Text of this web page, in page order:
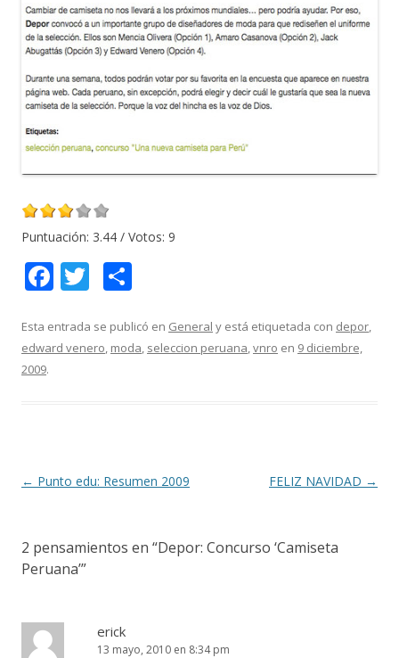
Puntuación: 3.44 / Votos: 9
F
e
b
T
itt
er
m
p
Esta entrada se publicó en General y está etiquetada con depor,
edward venero, moda, seleccion peruana,vnro en 9 diciembre,
2009.
Navegación
← Punto edu: Resumen 2009 FELIZ NAVIDAD →
2 pensamientos en “Depor: Concurso ‘Camiseta
Peruana’”
erick
13 mayo, 2010 en 8:34 pm